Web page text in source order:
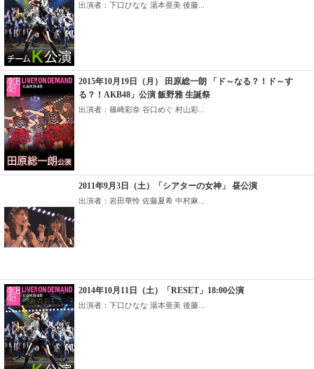
出演者：下口ひなな 湯本亜美 後藤...
2015年10月19日（月） 田原総一朗 「ド～なる？！ド～す
る？！AKB48」公演 飯野雅 生誕祭
出演者：篠崎彩奈 谷口めぐ 村山彩...
2011年9月3日（土）「シアターの女神」 昼公演
出演者：岩田華怜 佐藤夏希 中村麻...
2014年10月11日（土）「RESET」18:00公演
出演者：下口ひなな 湯本亜美 後藤...